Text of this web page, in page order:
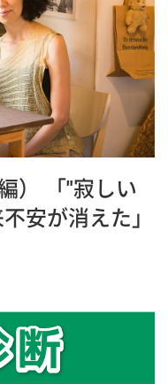
） 「"寂しい
安が消えた」